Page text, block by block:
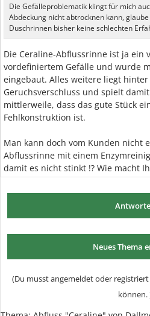
Die Gefälleproblematik klingt für mich
Abdeckung nicht abtrocknen kann,
Duschrinnen bisher keine schlechten
Die Ceraline-Abflussrinne ist ja ein
vordefiniertem Gefälle und wurde
eingebaut. Alles weitere liegt
Geruchsverschluss und spielt
mittlerweile, dass das gute Stück
Fehlkonstruktion ist.
Man kann doch vom Kunden nicht
Abflussrinne mit einem
damit es nicht stinkt !? Wie macht
Neues Thema
(Du musst angemeldet oder
können.